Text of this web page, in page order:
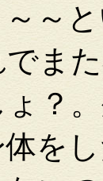
～
ま
？
体を